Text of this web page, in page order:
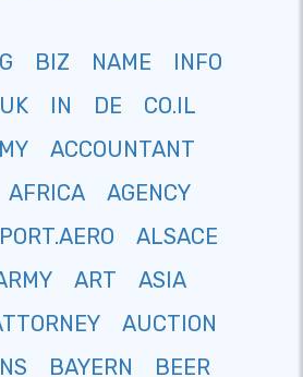
BIZ NAME
INFO
IN DE
CO.IL
ACCOUNTANT
AFRICA
AGENCY
ALSACE
ART
ASIA
AUCTION
BAYERN
BEER